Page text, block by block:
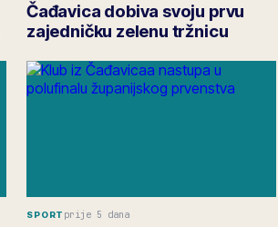
Čađavica dobiva svoju prvu
zajedničku zelenu tržnicu
SPORT prije 5 dana